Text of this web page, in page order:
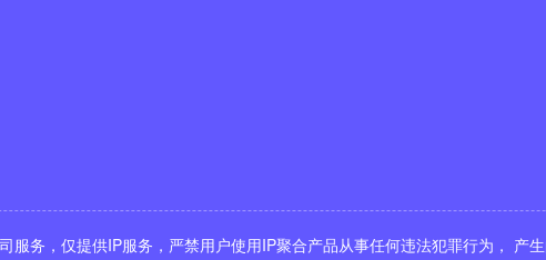
服务，仅提供IP服务，严禁用户使用IP聚合产品从事任何违法犯罪行为， 产